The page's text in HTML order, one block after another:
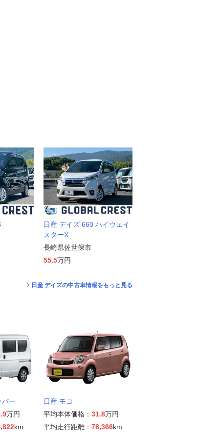
日産 デイズ 660 ハイウェイ
スターX
長崎県佐世保市
55.5万円
日産 デイズの中古車情報をもっと見る
パー
万円
km
日産 モコ
平均本体価格： 31.8万円
平均走行距離： 78,366km